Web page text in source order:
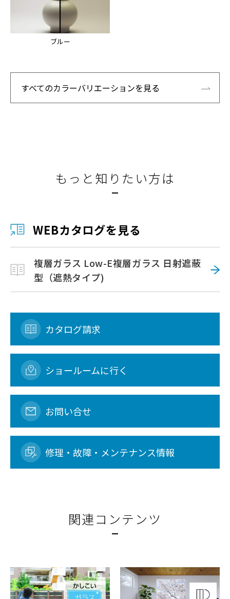
ブルー
すべてのカラーバリエーションを見る
もっと知りたい方は
WEBカタログを見る
複層ガラス Low-E複層ガラス 日射遮蔽
型（遮熱タイプ)
カタログ請求
ショールームに行く
お問い合せ
修理・故障・メンテナンス情報
関連コンテンツ